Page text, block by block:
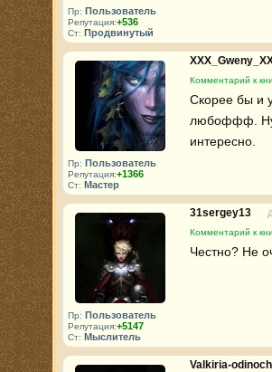
Пр: Пользователь
Репутация:+536
Ст: Продвинутый
Пр: Пользователь
Репутация:+1366
Ст: Мастер
Комментарий к
Скорее бы и
любоффф. Ну
интересно.
Пр: Пользователь
Репутация:+5147
Ст: Мыслитель
31sergey13
Комментарий к
Честно? Не
Valkiria-